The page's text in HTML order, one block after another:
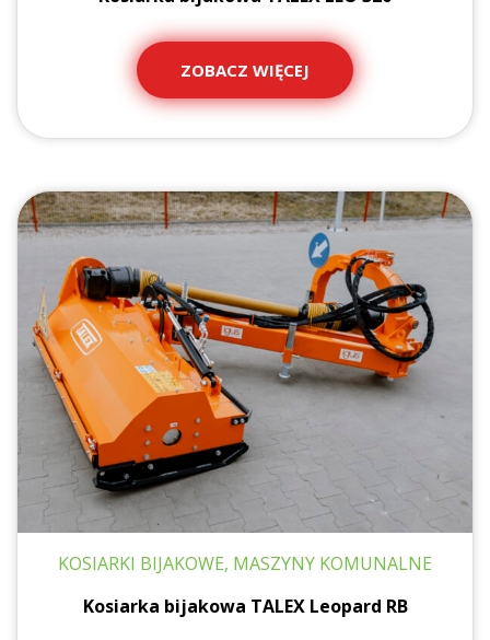
ZOBACZ WIĘCEJ
KOSIARKI BIJAKOWE, MASZYNY KOMUNALNE
Kosiarka bijakowa TALEX Leopard RB